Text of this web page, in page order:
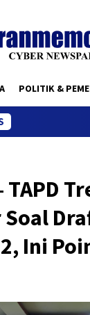
POLITIK &
TAPD
Ini